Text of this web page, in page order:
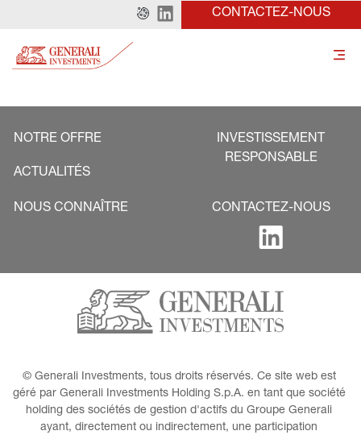
CONTACTEZ-NOUS
NOTRE OFFRE
ACTUALITÉS
INVESTISSEMENT
RESPONSABLE
NOUS CONNAÎTRE CONTACTEZ-NOUS
© Generali Investments, tous droits réservés. Ce site web est
géré par Generali Investments Holding S.p.A. en tant que société
holding des sociétés de gestion d'actifs du Groupe Generali
ayant, directement ou indirectement, une participation